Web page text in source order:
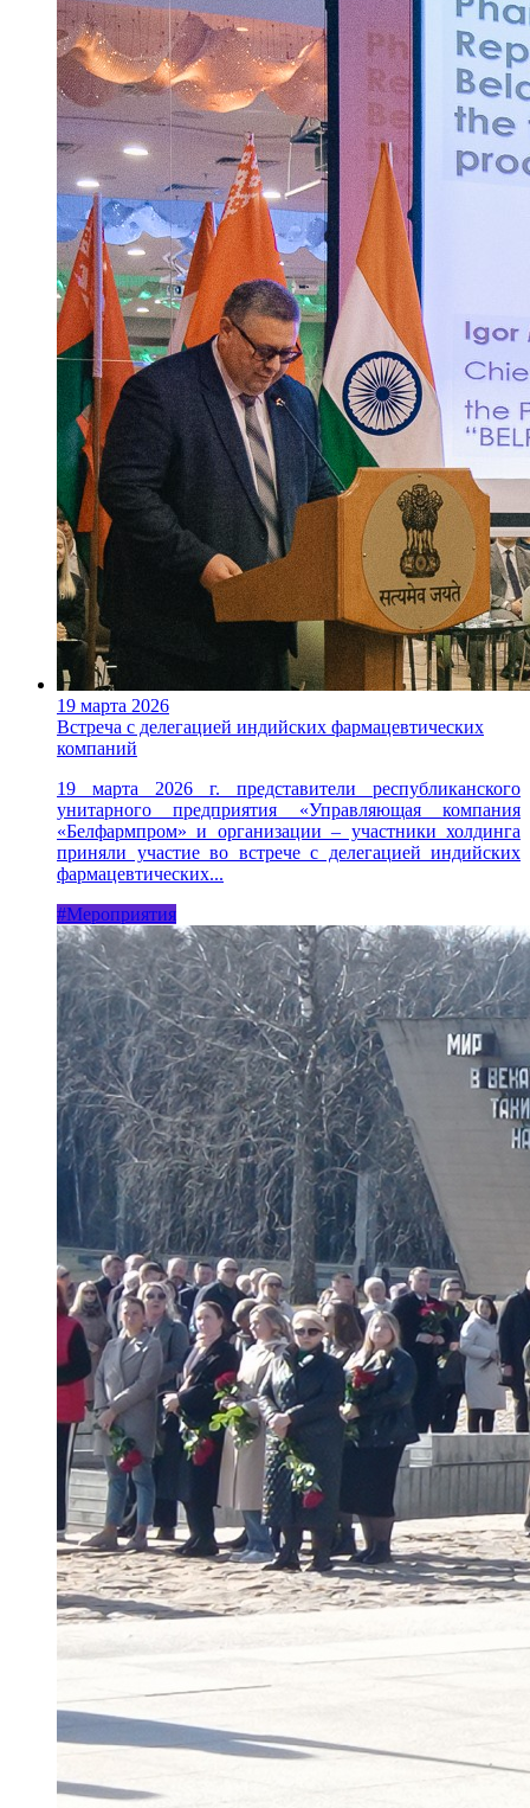
19 марта 2026
Встреча с делегацией индийских фармацевтических
компаний
19 марта 2026 г. представители республиканского
унитарного предприятия «Управляющая компания
«Белфармпром» и организации – участники холдинга
приняли участие во встрече с делегацией индийских
фармацевтических...
#Мероприятия